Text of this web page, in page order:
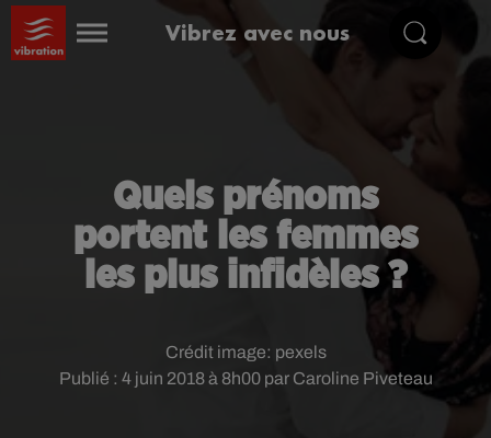
Vibrez avec nous
Quels prénoms
portent les femmes
les plus infidèles ?
Publié : 4 juin 2018 à 8h00 par Caroline Piveteau
Crédit image: pexels